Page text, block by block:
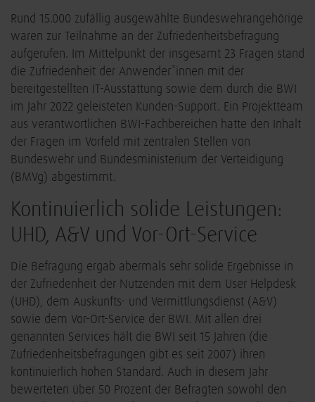
Rund 15.000 zufällig ausgewählte Bundeswehrangehörige
waren zur Teilnahme an der Zufriedenheitsbefragung
aufgerufen. Im Mittelpunkt der insgesamt 23 Fragen stand
die Zufriedenheit der Anwender*innen mit der
bereitgestellten IT-Ausstattung sowie dem durch die BWI
im Jahr 2022 geleisteten Kunden-Support. Ein Projektteam
aus verantwortlichen BWI-Fachbereichen hatte den Inhalt
der Fragen im Vorfeld mit zentralen Stellen von
Bundeswehr und Bundesministerium der Verteidigung
(BMVg) abgestimmt.
Kontinuierlich solide Leistungen:
UHD, A&V und Vor-Ort-Service
Die Befragung ergab abermals sehr solide Ergebnisse in
der Zufriedenheit der Nutzenden mit dem User Helpdesk
(UHD), dem Auskunfts- und Vermittlungsdienst (A&V)
sowie dem Vor-Ort-Service der BWI. Mit allen drei
genannten Services hält die BWI seit 15 Jahren (die
Zufriedenheitsbefragungen gibt es seit 2007) ihren
kontinuierlich hohen Standard. Auch in diesem Jahr
bewerteten über 50 Prozent der Befragten sowohl den